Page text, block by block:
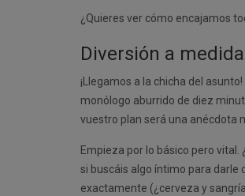
¿Quieres ver cómo encajamos
Diversión a
¡Llegamos a la chicha del
monólogo aburrido de diez
vuestro plan será una anécdota
Empieza por lo básico pero
si buscáis algo íntimo para darle
exactamente (¿cerveza y